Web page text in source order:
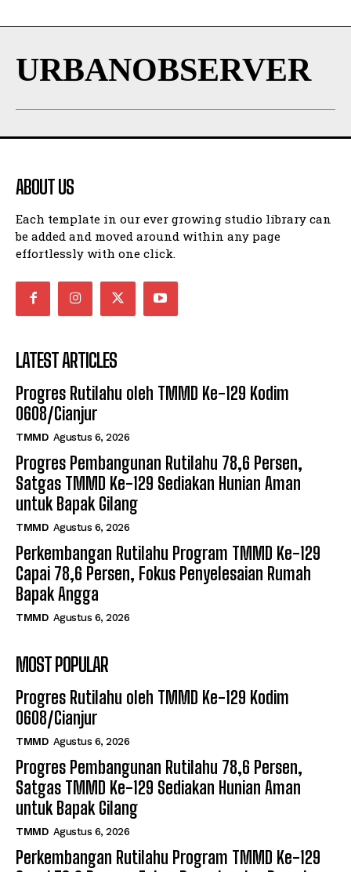
URBANOBSERVER
ABOUT US
Each template in our ever growing studio library can
be added and moved around within any page
effortlessly with one click.
LATEST ARTICLES
Progres Rutilahu oleh TMMD Ke-129 Kodim
0608/Cianjur
TMMD Agustus 6, 2026
Progres Pembangunan Rutilahu 78,6 Persen,
Satgas TMMD Ke-129 Sediakan Hunian Aman
untuk Bapak Gilang
TMMD Agustus 6, 2026
Perkembangan Rutilahu Program TMMD Ke-129
Capai 78,6 Persen, Fokus Penyelesaian Rumah
Bapak Angga
TMMD Agustus 6, 2026
MOST POPULAR
Progres Rutilahu oleh TMMD Ke-129 Kodim
0608/Cianjur
TMMD Agustus 6, 2026
Progres Pembangunan Rutilahu 78,6 Persen,
Satgas TMMD Ke-129 Sediakan Hunian Aman
untuk Bapak Gilang
TMMD Agustus 6, 2026
Perkembangan Rutilahu Program TMMD Ke-129